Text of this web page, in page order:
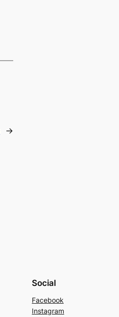
→
Social
Facebook
Instagram